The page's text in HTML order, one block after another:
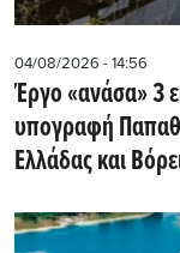
04/08/2026 - 14:56
Έργο «ανάσα» 3
υπογραφή
Ελλάδας και